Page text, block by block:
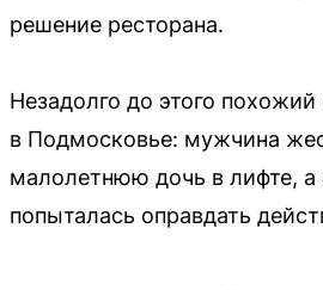
решение ресторана.
Незадолго до этого
в Подмосковье: мужчина
малолетнюю дочь в лифте, а
попыталась оправдать